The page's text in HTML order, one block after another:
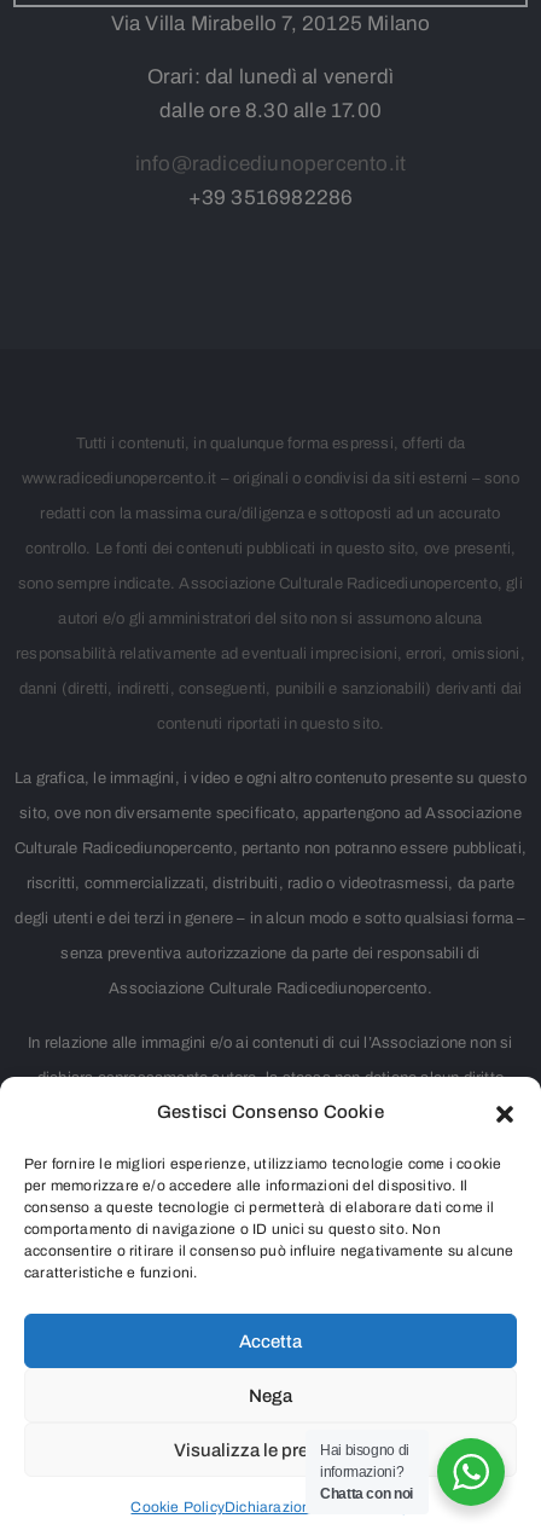
Gestisci Consenso Cookie
Per fornire le migliori esperienze, utilizziamo tecnologie come i cookie
per memorizzare e/o accedere alle informazioni del dispositivo. Il
consenso a queste tecnologie ci permetterà di elaborare dati come il
comportamento di navigazione o ID unici su questo sito. Non
acconsentire o ritirare il consenso può influire negativamente su alcune
caratteristiche e funzioni.
Accetta
Nega
Visualizza le preferenze
Cookie PolicyDichiarazione sulla Privacy
Via Villa Mirabello 7, 20125 Milano
Orari: dal lunedì al venerdì
dalle ore 8.30 alle 17.00
info@radicediunopercento.it
+39 3516982286
Tutti i contenuti, in qualunque forma espressi, offerti da
www.radicediunopercento.it – originali o condivisi da siti esterni – sono
redatti con la massima cura/diligenza e sottoposti ad un accurato
controllo. Le fonti dei contenuti pubblicati in questo sito, ove presenti,
sono sempre indicate. Associazione Culturale Radicediunopercento, gli
autori e/o gli amministratori del sito non si assumono alcuna
responsabilità relativamente ad eventuali imprecisioni, errori, omissioni,
danni (diretti, indiretti, conseguenti, punibili e sanzionabili) derivanti dai
contenuti riportati in questo sito.
La grafica, le immagini, i video e ogni altro contenuto presente su questo
sito, ove non diversamente specificato, appartengono ad Associazione
Culturale Radicediunopercento, pertanto non potranno essere pubblicati,
riscritti, commercializzati, distribuiti, radio o videotrasmessi, da parte
degli utenti e dei terzi in genere – in alcun modo e sotto qualsiasi forma –
senza preventiva autorizzazione da parte dei responsabili di
Associazione Culturale Radicediunopercento.
In relazione alle immagini e/o ai contenuti di cui l’Associazione non si
dichiara espressamente autore, la stessa non detiene alcun diritto
d’autore. Nei casi in cui non è citata la fonte, si tratta di materiale
Chiunque rivendicasse il copyright di qualsiasi immagine o contenuto
presente o intendesse segnalare qualsiasi controversia riguardante i
diritti d’autore, è pregato di contattarci inviando una e-mail all’indirizzo
Associazione Culturale Radicediunopercento
P.iva 07987530966 – Codice Fiscale 97626690156
Hai bisogno di
informazioni?
Chatta con noi